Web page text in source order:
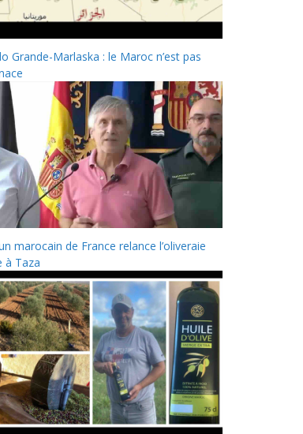
Grande-Marlaska : le Maroc n’est pas
marocain de France relance l’oliveraie
à Taza